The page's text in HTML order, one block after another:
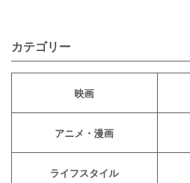
カテゴリー
映画
アニメ・漫画
ライフスタイル